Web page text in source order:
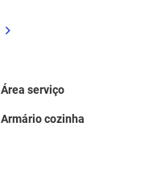
Área serviço
Armário cozinha